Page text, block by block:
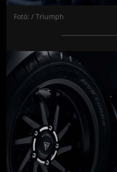
Fotó: / Triumph
Jön még